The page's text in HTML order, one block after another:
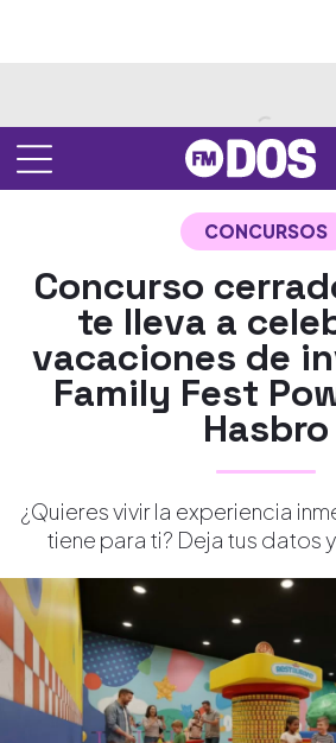
CONCURSOS
Concurso
te lleva a
vacaciones de
Family Fest
Hasbro
¿Quieres vivir la experiencia
tiene para ti? Deja tus datos